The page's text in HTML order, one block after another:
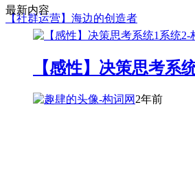
【社群运营】海边的创造者
最新内容
【感性】决策思考系
2年前